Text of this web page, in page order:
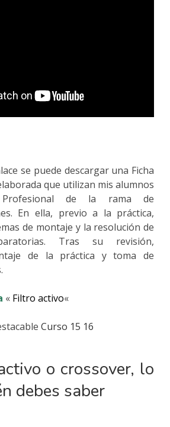
se puede descargar una Ficha
que utilizan mis alumnos
Profesional de la rama de
En ella, previo a la práctica,
de montaje y la resolución de
Tras su revisión,
de la práctica y toma de
«Filtro activo«
Curso 15 16
o crossover, lo
debes saber